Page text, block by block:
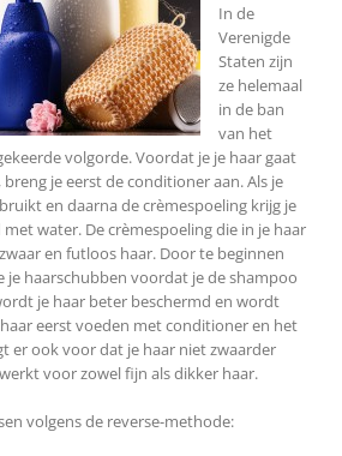
In de
Verenigde
Staten zijn
ze helemaal
in de ban
van het
volgorde. Voordat je je haar gaat
je eerst de conditioner aan. Als je
en daarna de crèmespoeling krijg je
water. De crèmespoeling die in je haar
en futloos haar. Door te beginnen
je haarschubben voordat je de shampoo
je haar beter beschermd en wordt
eerst voeden met conditioner en het
er ook voor dat je haar niet zwaarder
voor zowel fijn als dikker haar.
volgens de reverse-methode: